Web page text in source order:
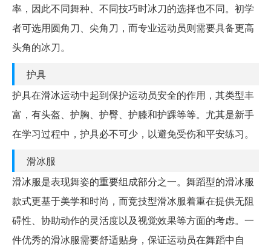
率，因此不同舞种、不同技巧时冰刀的选择也不同。初学
者可选用圆角刀、尖角刀，而专业运动员则需要具备更高
头角的冰刀。
护具
护具在滑冰运动中起到保护运动员安全的作用，其类型丰
富，有头盔、护胸、护臀、护膝和护踝等等。尤其是新手
在学习过程中，护具必不可少，以避免受伤和平安练习。
滑冰服
滑冰服是表现舞姿的重要组成部分之一。舞蹈型的滑冰服
款式更基于美学和时尚，而竞技型滑冰服着重在提供无阻
碍性、协助动作的灵活度以及视觉效果等方面的考虑。一
件优秀的滑冰服需要舒适贴身，保证运动员在舞蹈中自